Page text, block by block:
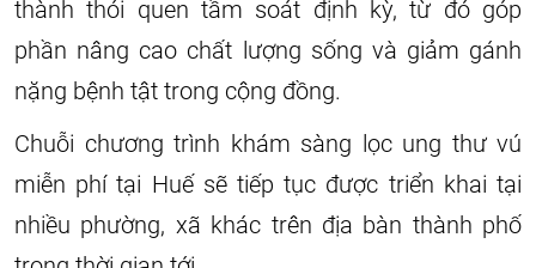
thành thói quen tầm soát định kỳ, từ đó góp
phần nâng cao chất lượng sống và giảm gánh
nặng bệnh tật trong cộng đồng.
Chuỗi chương trình khám sàng lọc ung thư vú
miễn phí tại Huế sẽ tiếp tục được triển khai tại
nhiều phường, xã khác trên địa bàn thành phố